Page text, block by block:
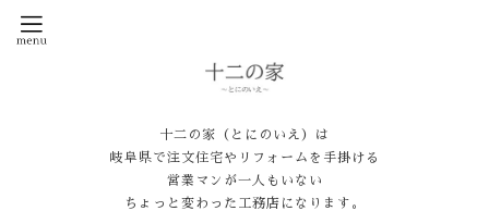
十二の家（とにのいえ）は
岐阜県で注文住宅やリフォームを手掛ける
営業マンが一人もいない
ちょっと変わった工務店になります。